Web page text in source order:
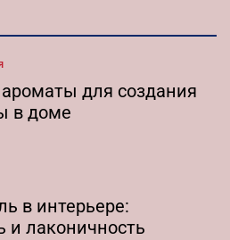
для создания
в доме
в интерьере:
и лаконичность